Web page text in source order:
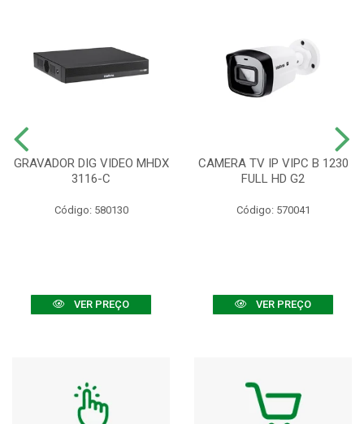
GRAVADOR DIG VIDEO MHDX
3116-C
Código: 580130
VER PREÇO
CAMERA TV IP VIPC B 1230
FULL HD G2
Código: 570041
VER PREÇO